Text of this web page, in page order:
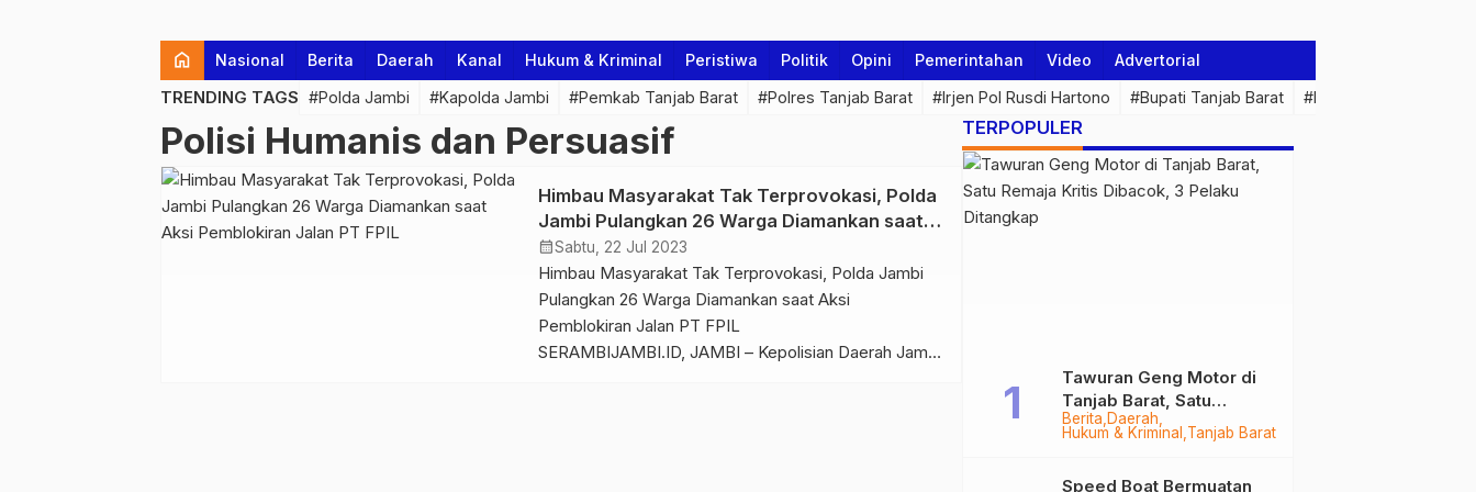
home Nasional Berita Daerah Kanal Hukum & Kriminal Peristiwa Politik Opini Pemerintahan Video Advertorial
TRENDING TAGS #Polda Jambi #Kapolda Jambi #Pemkab Tanjab Barat #Polres Tanjab Barat #Irjen Pol Rusdi Hartono #Bupati Tanjab Barat #Pemprov Jambi
Polisi Humanis dan Persuasif
Himbau Masyarakat Tak Terprovokasi, Polda
Jambi Pulangkan 26 Warga Diamankan saat
Aksi Pemblokiran Jalan PT FPIL
calendar_monthSabtu, 22 Jul 2023
Himbau Masyarakat Tak Terprovokasi, Polda Jambi
Pulangkan 26 Warga Diamankan saat Aksi
Pemblokiran Jalan PT FPIL
SERAMBIJAMBI.ID, JAMBI – Kepolisian Daerah Jambi
TERPOPULER
Berita Daerah
Hukum & Kriminal Tanjab Barat
Tawuran Geng Motor di
Tanjab Barat, Satu
Remaja Kritis Dibacok, 3
Pelaku Ditangkap
Speed Boat Bermuatan